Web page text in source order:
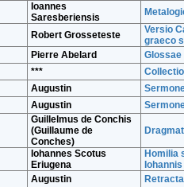
Ioannes
Saresberiensis
Robert Grosseteste
Versio
graeco
Pierre Abelard
***
Augustin
Augustin
Guillelmus de Conchis
(Guillaume de
Conches)
Iohannes Scotus
Eriugena
Homilia
Iohannis
Augustin